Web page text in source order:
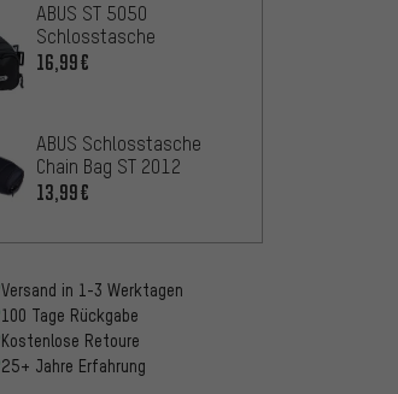
ABUS ST 5050
Schlosstasche
16,99€
ABUS Schlosstasche
Chain Bag ST 2012
13,99€
Versand in 1-3 Werktagen
100 Tage Rückgabe
Kostenlose Retoure
25+ Jahre Erfahrung